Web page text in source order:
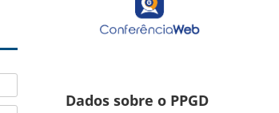
Dados sobre o PPGD